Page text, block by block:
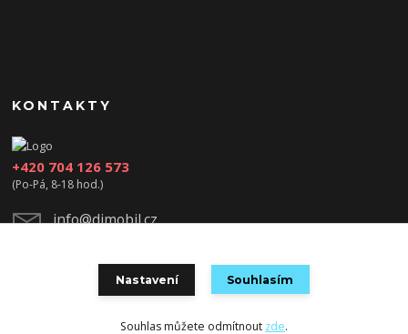
KONTAKTY
+420 704 126 573
(Po-Pá, 8-18 hod.)
info@djmobil.cz
Nastavení Souhlasím
Souhlas můžete odmítnout zde.